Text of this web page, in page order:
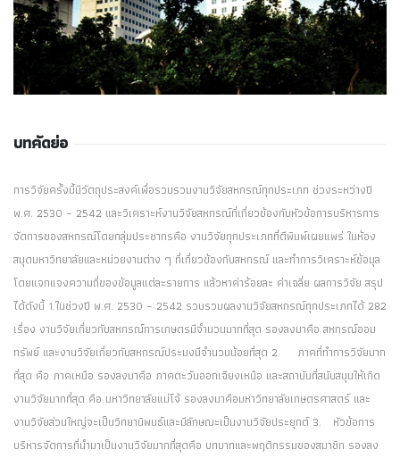
บทคัดย่อ
การวิจัยครั้งนี้มีวัตถุประสงค์เพื่อรวบรวมงานวิจัยสหกรณ์ทุกประเภท ช่วงระหว่างปี
พ.ศ. 2530 – 2542 และวิเคราะห์งานวิจัยสหกรณ์ที่เกี่ยวข้องกับหัวข้อการบริหารการ
จัดการของสหกรณ์โดยกลุ่มประชากรคือ งานวิจัยทุกประเภทที่ตีพิมพ์เผยแพร่ ในห้อง
สมุดมหาวิทยาลัยและหน่วยงานต่าง ๆ ที่เกี่ยวข้องกับสหกรณ์ และทำการวิเคราะห์ข้อมุล
โดยแจกแจงความถี่ของข้อมูลแต่ละรายการ แล้วหาค่าร้อยละ ค่าเฉลี่ย ผลการวิจัย สรุป
ได้ดังนี้ 1.ในช่วงปี พ.ศ. 2530 – 2542 รวบรวมผลงานวิจัยสหกรณ์ทุกประเภทได้ 282
เรื่อง งานวิจัยเกี่ยวกับสหกรณ์การเกษตรมีจำนวนมากที่สุด รองลงมาคือ สหกรณ์ออม
ทรัพย์ และงานวิจัยเกี่ยวกับสหกรณ์ประมงมีจำนวนน้อยที่สุด 2. ภาคที่ทำการวิจัยมาก
ที่สุด คือ ภาคเหนือ รองลงมาคือ ภาคตะวันออกเฉียงเหนือ และสถาบันที่สนับสนุนให้เกิด
งานวิจัยมากที่สุด คือ มหาวิทยาลัยแม่โจ้ รองลงมาคือมหาวิทยาลัยเกษตรศาสตร์ และ
งานวิจัยส่วนใหญ่จะเป็นวิทยานิพนธ์และมีลักษณะเป็นงานวิจัยประยุกต์ 3. หัวข้อการ
บริหารจัดการที่นำมาเป็นงานวิจัยมากที่สุดคือ บทบาทและพฤติกรรมของสมาชิก รองลง